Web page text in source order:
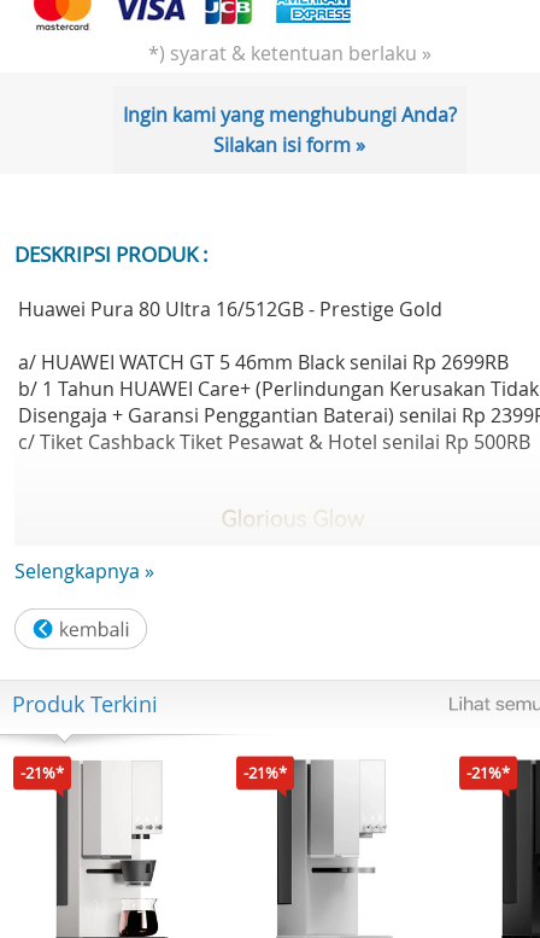
*) syarat & ketentuan berlaku »
Ingin kami yang menghubungi Anda?
Silakan isi form »
DESKRIPSI PRODUK :
Huawei Pura 80 Ultra 16/512GB - Prestige Gold
a/ HUAWEI WATCH GT 5 46mm Black senilai Rp 2699RB
b/ 1 Tahun HUAWEI Care+ (Perlindungan Kerusakan Tidak
Disengaja + Garansi Penggantian Baterai) senilai Rp
c/ Tiket Cashback Tiket Pesawat & Hotel senilai Rp 500RB
Selengkapnya »
Produk Terkini
-21%* -21%* -21%*